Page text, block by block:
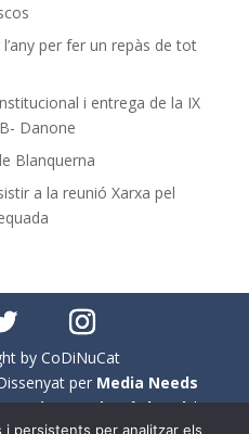
per fer un repàs de tot
i entrega de la IX
Danone
Blanquerna
a la reunió Xarxa pel
by CoDiNuCat
per Media Needs
CoDiNuCat |Avís legal|
persistents per analitzar els